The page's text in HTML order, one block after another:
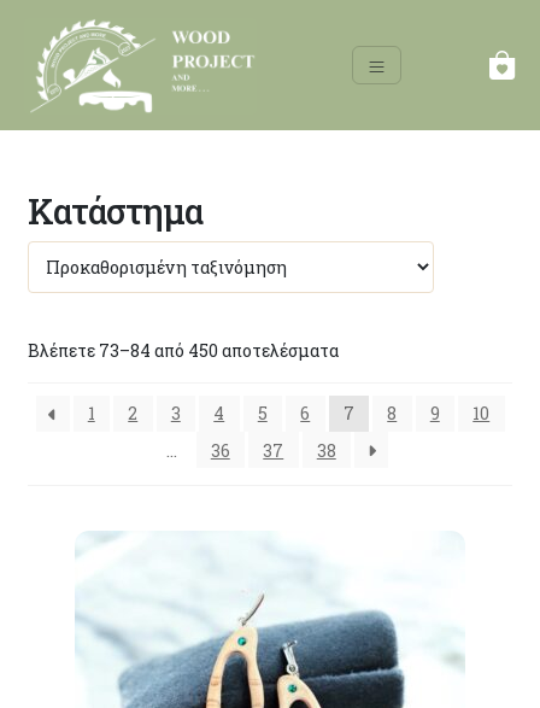
Κατάστημα
Βλέπετε 73–84 από 450 αποτελέσματα
1 2 3 4 5 6 7 8 9
10
36 37 38